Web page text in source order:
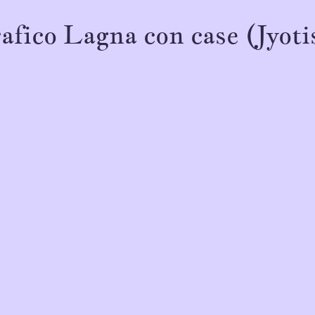
Lagna con case